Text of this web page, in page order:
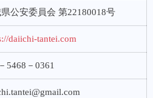
公安委員会 第22180018号
daiichi-tantei.com
5468－0361